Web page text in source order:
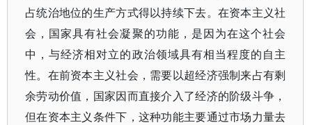
占统治地位的生产方式得以持续下去。在资本主义社
会，国家具有社会凝聚的功能，是因为在这个社会
中，与经济相对立的政治领域具有相当程度的自主
性。在前资本主义社会，需要以超经济强制来占有剩
余劳动价值，国家因而直接介入了经济的阶级斗争，
但在资本主义条件下，这种功能主要通过市场力量去